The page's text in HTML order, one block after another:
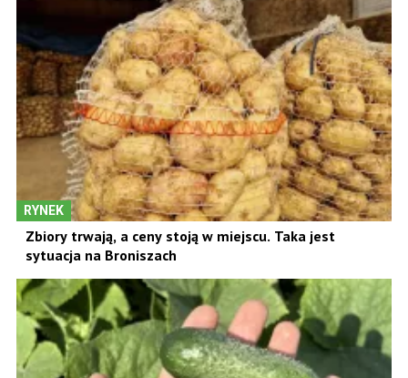
RYNEK
Zbiory trwają, a ceny stoją w miejscu. Taka jest
sytuacja na Broniszach